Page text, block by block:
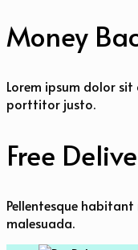
Money
Lorem ipsum dolor
porttitor justo.
Free
Pellentesque
malesuada.